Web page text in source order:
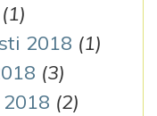
(1)
2018 (1)
(3)
(2)